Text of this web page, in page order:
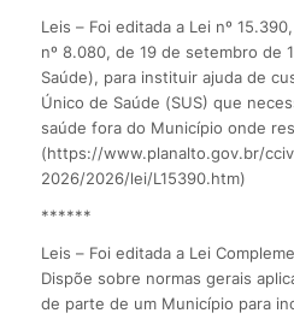
Leis – Foi editada a Lei nº
nº 8.080, de 19 de setembro de
Saúde), para instituir ajuda de
Único de Saúde (SUS) que
saúde fora do Município onde
(https://www.planalto.gov.br/
2026/2026/lei/L15390.htm)
******
Leis – Foi editada a Lei
Dispõe sobre normas gerais
de parte de um Município para